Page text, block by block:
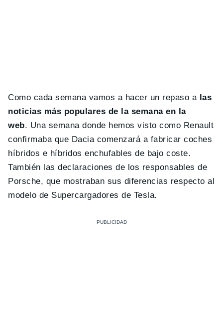
Como cada semana vamos a hacer un repaso a las
noticias más populares de la semana en la
web. Una semana donde hemos visto como Renault
confirmaba que Dacia comenzará a fabricar coches
híbridos e híbridos enchufables de bajo coste.
También las declaraciones de los responsables de
Porsche, que mostraban sus diferencias respecto al
modelo de Supercargadores de Tesla.